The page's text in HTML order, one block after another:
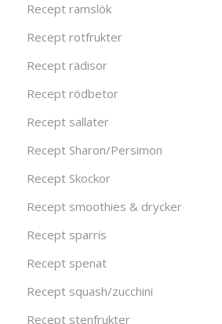
Recept ramslök
Recept rotfrukter
Recept rädisor
Recept rödbetor
Recept sallater
Recept Sharon/Persimon
Recept Skockor
Recept smoothies & drycker
Recept sparris
Recept spenat
Recept squash/zucchini
Recept stenfrukter